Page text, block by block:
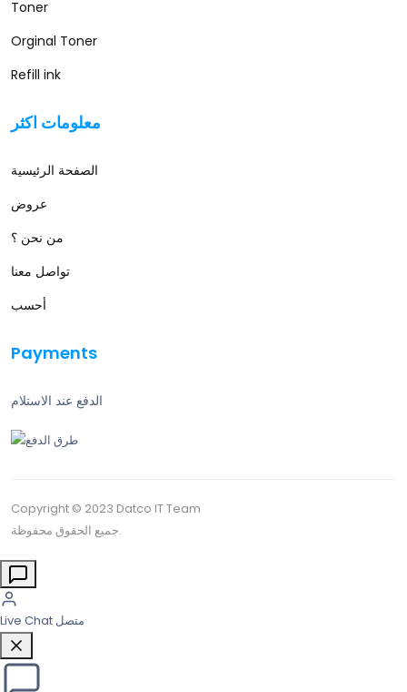
Toner
Orginal Toner
Refill ink
معلومات اكثر
الصفحة الرئيسية
عروض
من نحن ؟
تواصل معنا
أحسب
Payments
الدفع عند الاستلام
Copyright © 2023 Datco IT Team
جميع الحقوق محفوظة.
Live Chat متصل